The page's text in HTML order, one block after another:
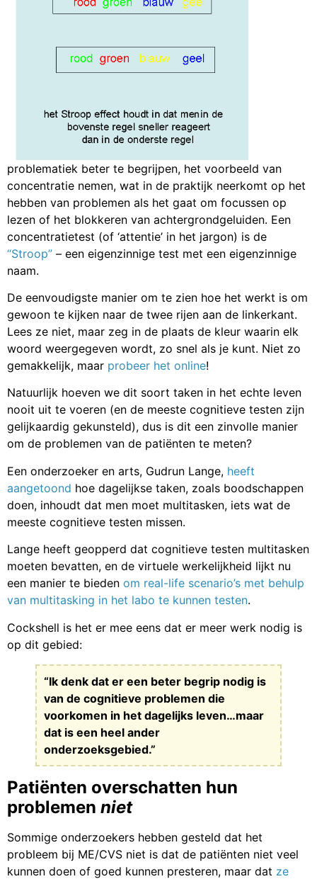
problematiek beter te begrijpen, het voorbeeld van
concentratie nemen, wat in de praktijk neerkomt op het
hebben van problemen als het gaat om focussen op
lezen of het blokkeren van achtergrondgeluiden. Een
concentratietest (of ‘attentie’ in het jargon) is de
“Stroop” – een eigenzinnige test met een eigenzinnige
naam.
De eenvoudigste manier om te zien hoe het werkt is om
gewoon te kijken naar de twee rijen aan de linkerkant.
Lees ze niet, maar zeg in de plaats de kleur waarin elk
woord weergegeven wordt, zo snel als je kunt. Niet zo
gemakkelijk, maar probeer het online!
Natuurlijk hoeven we dit soort taken in het echte leven
nooit uit te voeren (en de meeste cognitieve testen zijn
gelijkaardig gekunsteld), dus is dit een zinvolle manier
om de problemen van de patiënten te meten?
Een onderzoeker en arts, Gudrun Lange, heeft
aangetoond hoe dagelijkse taken, zoals boodschappen
doen, inhoudt dat men moet multitasken, iets wat de
meeste cognitieve testen missen.
Lange heeft geopperd dat cognitieve testen multitasken
moeten bevatten, en de virtuele werkelijkheid lijkt nu
een manier te bieden om real-life scenario’s met behulp
van multitasking in het labo te kunnen testen.
Cockshell is het er mee eens dat er meer werk nodig is
op dit gebied:
“Ik denk dat er een beter begrip nodig is
van de cognitieve problemen die
voorkomen in het dagelijks leven…maar
dat is een heel ander
onderzoeksgebied.”
Patiënten overschatten hun
problemen niet
Sommige onderzoekers hebben gesteld dat het
probleem bij ME/CVS niet is dat de patiënten niet veel
kunnen doen of goed kunnen presteren, maar dat ze